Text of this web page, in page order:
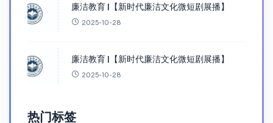
廉洁教育 |【新时代廉洁文化微短剧展播】
2025-10-28
廉洁教育 |【新时代廉洁文化微短剧展播】
2025-10-28
热门标签